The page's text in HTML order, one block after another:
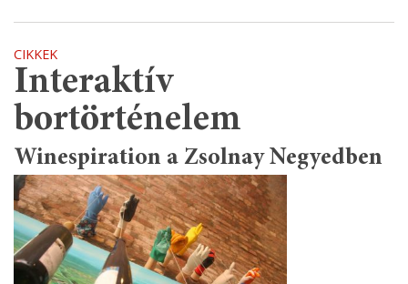
CIKKEK
Interaktív
bortörténelem
Winespiration a Zsolnay Negyedben